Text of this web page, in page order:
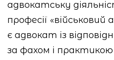
адвокатську
професії
є адвокат із
за фахом і